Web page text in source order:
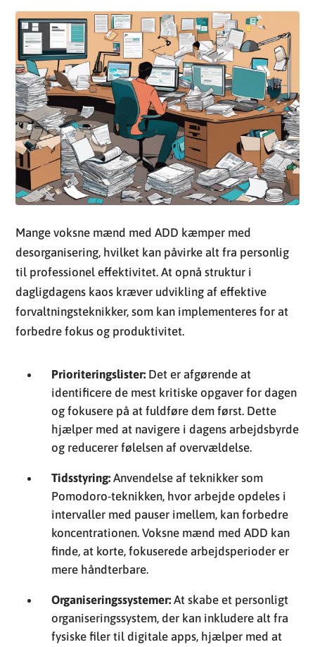
Mange voksne mænd med ADD kæmper med
desorganisering, hvilket kan påvirke alt fra personlig
til professionel effektivitet. At opnå struktur i
dagligdagens kaos kræver udvikling af effektive
forvaltningsteknikker, som kan implementeres for at
forbedre fokus og produktivitet.
Prioriteringslister: Det er afgørende at
identificere de mest kritiske opgaver for dagen
og fokusere på at fuldføre dem først. Dette
hjælper med at navigere i dagens arbejdsbyrde
og reducerer følelsen af overvældelse.
Tidsstyring: Anvendelse af teknikker som
Pomodoro-teknikken, hvor arbejde opdeles i
intervaller med pauser imellem, kan forbedre
koncentrationen. Voksne mænd med ADD kan
finde, at korte, fokuserede arbejdsperioder er
mere håndterbare.
Organiseringssystemer: At skabe et personligt
organiseringssystem, der kan inkludere alt fra
fysiske filer til digitale apps, hjælper med at